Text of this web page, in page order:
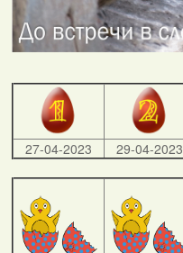
27-04-2023 29-04-2023